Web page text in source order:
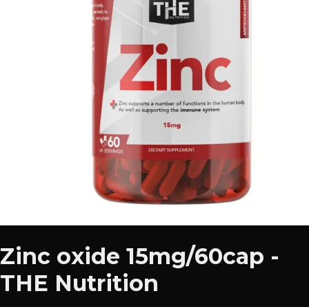
Zinc oxide 15mg/60cap -
THE Nutrition